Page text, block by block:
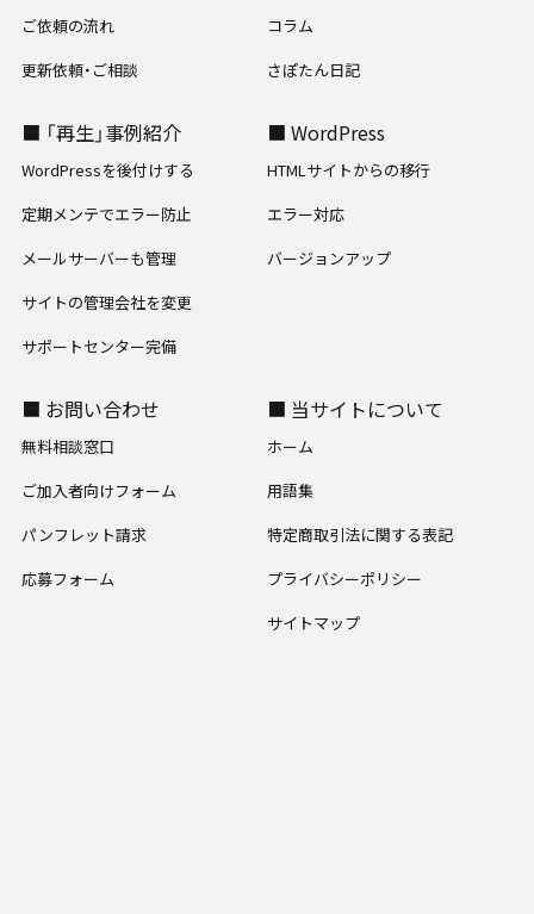
ご依頼の流れ
更新依頼・ご相談
コラム
さぽたん日記
■ 「再生」事例紹介
WordPressを後付けする
定期メンテでエラー防止
メールサーバーも管理
サイトの管理会社を変更
サポートセンター完備
■ WordPress
HTMLサイトからの移行
エラー対応
バージョンアップ
■ お問い合わせ
無料相談窓口
ご加入者向けフォーム
パンフレット請求
応募フォーム
■ 当サイトについて
ホーム
用語集
特定商取引法に関する表記
プライバシーポリシー
サイトマップ